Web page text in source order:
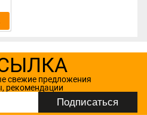
свежие предложения
рекомендации